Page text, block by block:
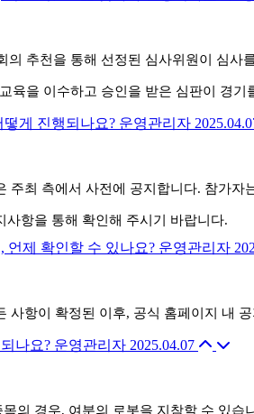
의 추천을 통해 선정된 심사위원이 심사
육을 이수하고 승인을 받은 심판이 경
게 진행되나요? 운영관리자
주최 측에서 사전에 공지합니다. 참가
사항을 통해 확인해 주시기 바랍니다.
언제 확인할 수 있나요? 운영관리자
사항이 확정된 이후, 공식 홈페이지 내
나요? 운영관리자 2025.04.07
의 경우, 여분의 로봇을 지참할 수 있